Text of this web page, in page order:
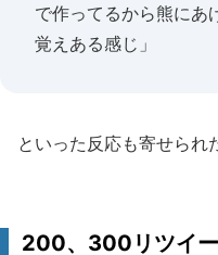
で作ってるから熊にあ
覚えある感じ」
といった反応も寄せられ
200、300リツイ